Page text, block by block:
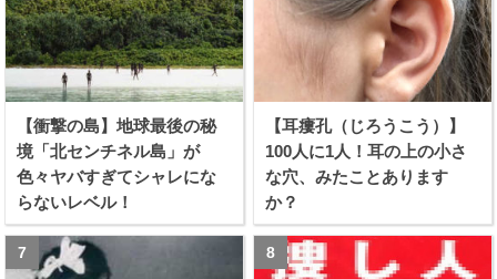
【衝撃の島】地球最後の秘
境「北センチネル島」が
色々ヤバすぎてシャレにな
らないレベル！
【耳瘻孔（じろうこう）】
100人に1人！耳の上の小さ
な穴、みたことあります
か？